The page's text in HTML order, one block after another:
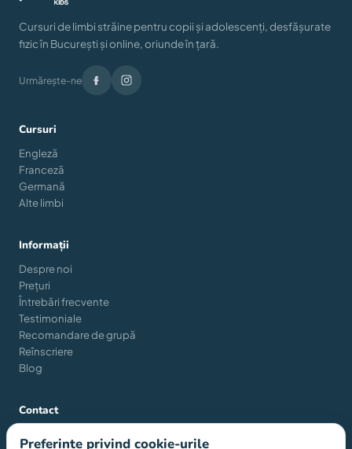
Cursuri de limbi străine pentru copii și adolescenți, desfășurate
fizic în București și online, oriunde în țară.
Urmărește-ne
Cursuri
Engleză
Franceză
Germană
Alte limbi
Informații
Despre noi
Prețuri
Întrebări frecvente
Testimoniale
Recomandare de grupă
Reînscriere
Blog
Contact
Preferințe privind cookie-urile